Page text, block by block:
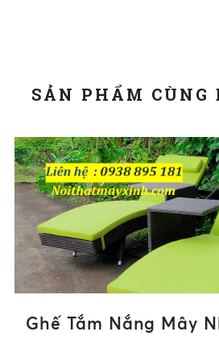
SẢN PHẨM CÙNG
Ghế Tắm Nắng Mây